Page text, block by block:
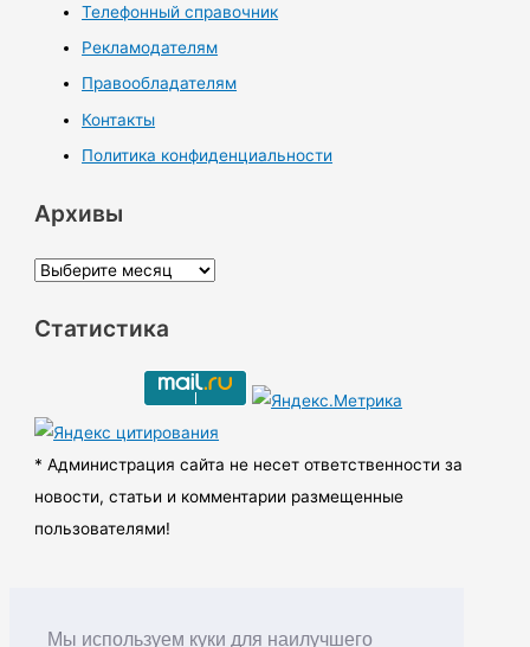
Мы используем куки для наилучшего
Телефонный справочник
Рекламодателям
Правообладателям
Контакты
Политика конфиденциальности
Архивы
А
х
ы
Статистика
* Администрация сайта не несет ответственности за
новости, статьи и комментарии размещенные
пользователями!